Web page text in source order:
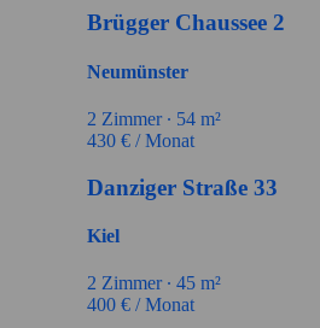
Brügger Chaussee 2
Neumünster
2 Zimmer ∙ 54 m²
430 € / Monat
Danziger Straße 33
Kiel
2 Zimmer ∙ 45 m²
400 € / Monat